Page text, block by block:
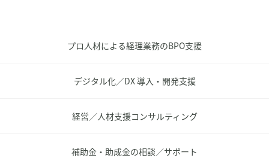
プロ人材による経理業務のBPO支援
デジタル化／DX 導入・開発支援
経営／人材支援コンサルティング
補助金・助成金の相談／サポート